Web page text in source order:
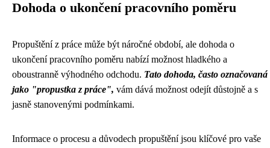
Dohoda o ukončení pracovního poměru
Propuštění z práce může být náročné období, ale dohoda o
ukončení pracovního poměru nabízí možnost hladkého a
oboustranně výhodného odchodu. Tato dohoda, často označovaná
jako "propustka z práce", vám dává možnost odejít důstojně a s
jasně stanovenými podmínkami.
Informace o procesu a důvodech propuštění jsou klíčové pro vaše